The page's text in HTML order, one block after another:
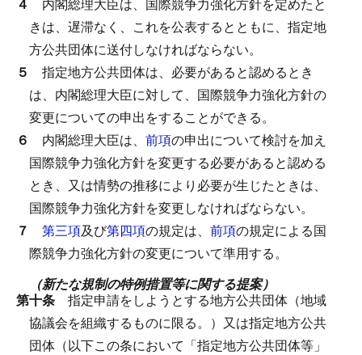
きは、遅滞なく、これを公表するとともに、指定地
方公共団体に送付しなければならない。
５ 指定地方公共団体は、必要があると認めるとき
は、内閣総理大臣に対して、国際競争力強化方針の
変更についての申出をすることができる。
６ 内閣総理大臣は、 前項の申出について検討を加え
国際競争力強化方針を変更する必要があると認める
とき、又は情勢の推移により必要が生じたときは、
国際競争力強化方針を変更しなければならない。
７ 第三項及び第四項の規定は、 前項の規定による国
際競争力強化方針の変更について準用する。
（新たな規制の特例措置等に関する提案）
第十条 指定申請をしようとする地方公共団体（地域
協議会を組織するものに限る。）又は指定地方公共
団体（以下この条において「指定地方公共団体等」